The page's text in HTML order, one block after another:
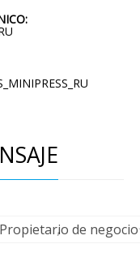
Propietario de negocio
,